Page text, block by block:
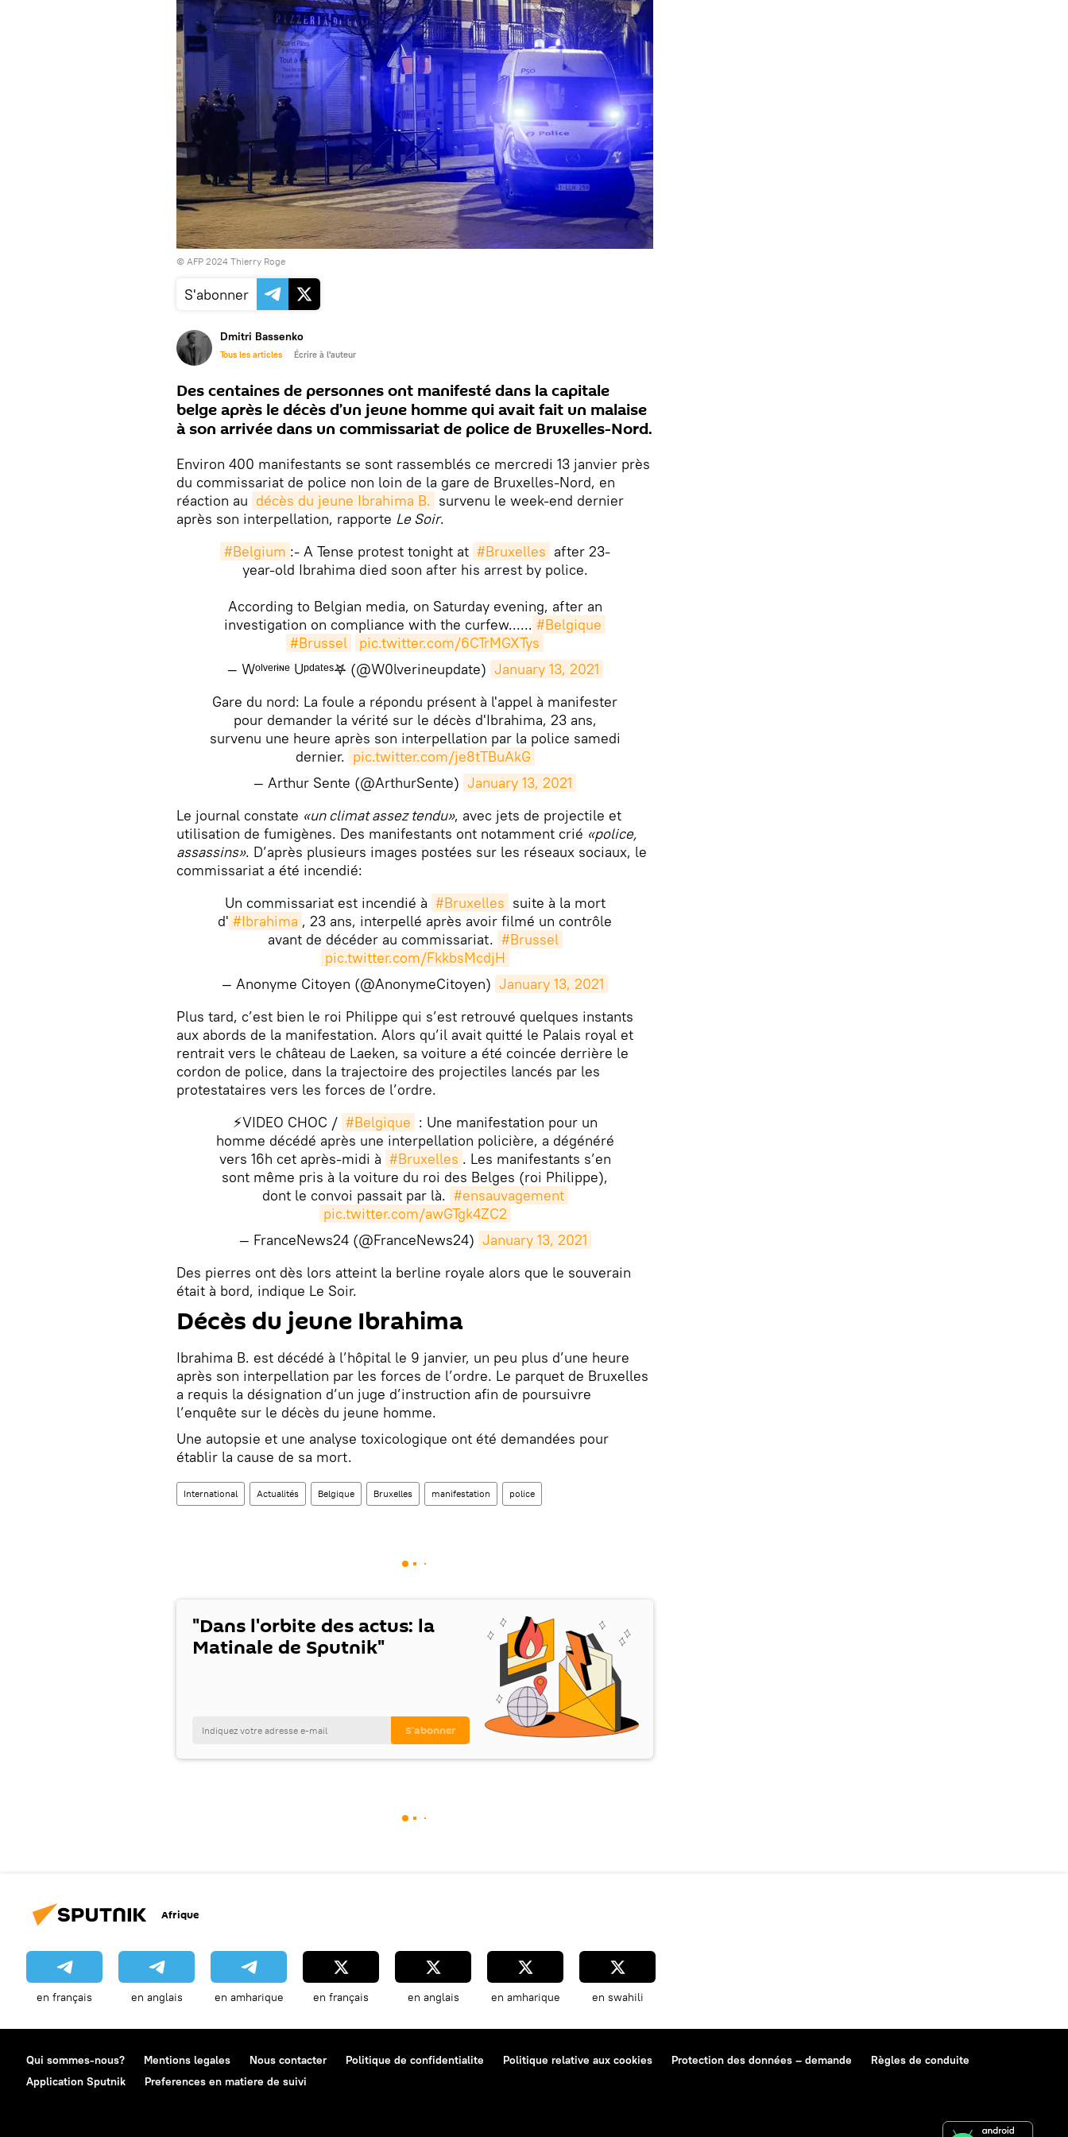
© AFP 2024 Thierry Roge
S'abonner
Dmitri Bassenko
Tous les articles Écrire à l'auteur
Des centaines de personnes ont manifesté dans la capitale
belge après le décès d’un jeune homme qui avait fait un malaise
à son arrivée dans un commissariat de police de Bruxelles-Nord.
Environ 400 manifestants se sont rassemblés ce mercredi 13 janvier près
du commissariat de police non loin de la gare de Bruxelles-Nord, en
réaction au décès du jeune Ibrahima B. survenu le week-end dernier
après son interpellation, rapporte Le Soir.
#Belgium :- A Tense protest tonight at #Bruxelles after 23-
year-old Ibrahima died soon after his arrest by police.
According to Belgian media, on Saturday evening, after an
investigation on compliance with the curfew...... #Belgique
#Brussel
pic.twitter.com/6CTrMGXTys
— Wᵒˡᵛᵉʳᶤᶰᵉ Uᵖᵈᵃᵗᵉˢ𖤐 (@W0lverineupdate) January 13, 2021
Gare du nord: La foule a répondu présent à l'appel à manifester
pour demander la vérité sur le décès d'Ibrahima, 23 ans,
survenu une heure après son interpellation par la police samedi
dernier. pic.twitter.com/je8tTBuAkG
— Arthur Sente (@ArthurSente) January 13, 2021
Le journal constate «un climat assez tendu», avec jets de projectile et
utilisation de fumigènes. Des manifestants ont notamment crié «police,
assassins». D’après plusieurs images postées sur les réseaux sociaux, le
commissariat a été incendié:
Un commissariat est incendié à #Bruxelles suite à la mort
d' #Ibrahima , 23 ans, interpellé après avoir filmé un contrôle
avant de décéder au commissariat. #Brussel
pic.twitter.com/FkkbsMcdjH
— Anonyme Citoyen (@AnonymeCitoyen) January 13, 2021
Plus tard, c’est bien le roi Philippe qui s’est retrouvé quelques instants
aux abords de la manifestation. Alors qu’il avait quitté le Palais royal et
rentrait vers le château de Laeken, sa voiture a été coincée derrière le
cordon de police, dans la trajectoire des projectiles lancés par les
protestataires vers les forces de l’ordre.
⚡️VIDEO CHOC / #Belgique : Une manifestation pour un
homme décédé après une interpellation policière, a dégénéré
vers 16h cet après-midi à #Bruxelles . Les manifestants s’en
sont même pris à la voiture du roi des Belges (roi Philippe),
dont le convoi passait par là. #ensauvagement
pic.twitter.com/awGTgk4ZC2
— FranceNews24 (@FranceNews24) January 13, 2021
Des pierres ont dès lors atteint la berline royale alors que le souverain
était à bord, indique Le Soir.
Décès du jeune Ibrahima
Ibrahima B. est décédé à l’hôpital le 9 janvier, un peu plus d’une heure
après son interpellation par les forces de l’ordre. Le parquet de Bruxelles
a requis la désignation d’un juge d’instruction afin de poursuivre
l’enquête sur le décès du jeune homme.
Une autopsie et une analyse toxicologique ont été demandées pour
établir la cause de sa mort.
International Actualités Belgique Bruxelles manifestation police
"Dans l'orbite des actus: la
Matinale de Sputnik"
Afrique
en français en anglais en amharique en français en anglais en amharique en swahili
Qui sommes-nous? Mentions legales Nous contacter Politique de confidentialite Politique relative aux cookies Protection des données – demande
Règles de conduite
Application Sputnik
Preferences en matiere de suivi